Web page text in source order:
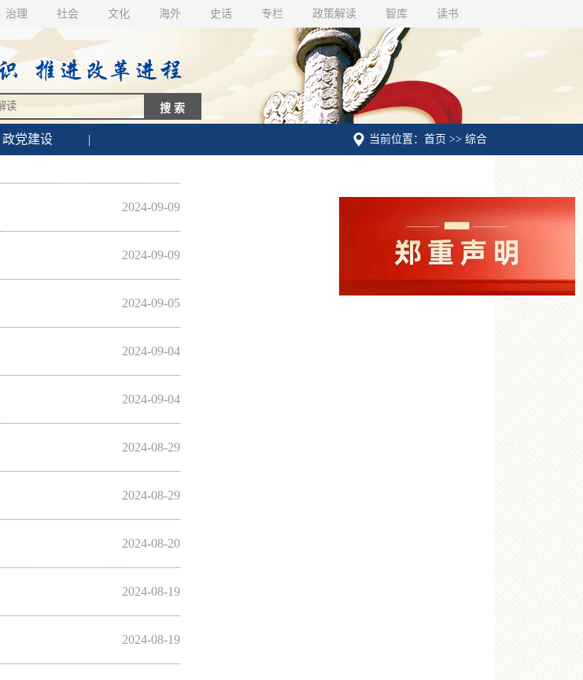
治理 社会 文化 海外 史话 专栏 政策解读 智库 读书
当前位置：首页 >> 综合
政党建设 |
2024-09-09
2024-09-09
2024-09-05
2024-09-04
2024-09-04
2024-08-29
2024-08-29
2024-08-20
2024-08-19
2024-08-19